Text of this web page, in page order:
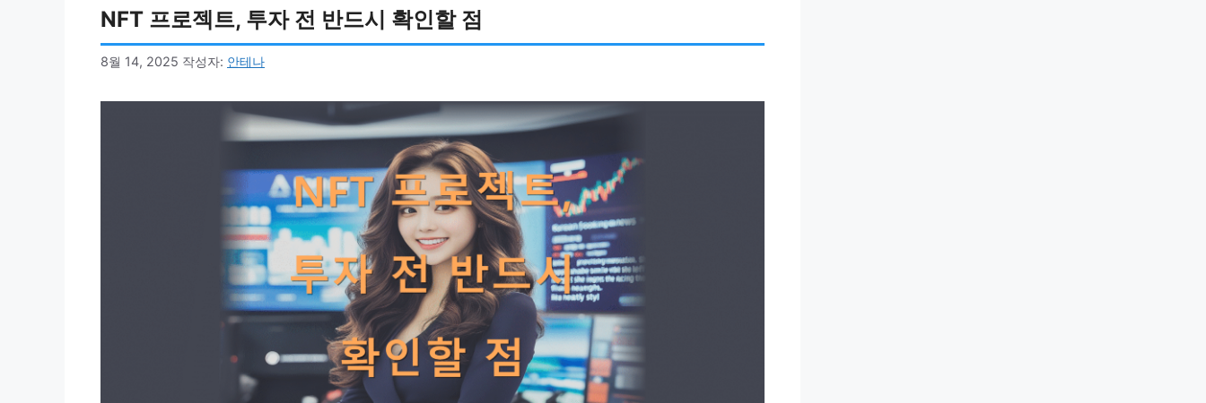
NFT 프로젝트, 투자 전 반드시 확인할 점
8월 14, 2025 작성자: 안테나